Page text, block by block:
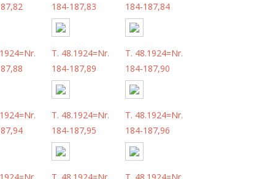
184-187,83
184-187,84
T. 48.1924=Nr.
184-187,89
T. 48.1924=Nr.
184-187,90
T. 48.1924=Nr.
184-187,95
T. 48.1924=Nr.
184-187,96
T. 48.1924=Nr. T. 48.1924=Nr.